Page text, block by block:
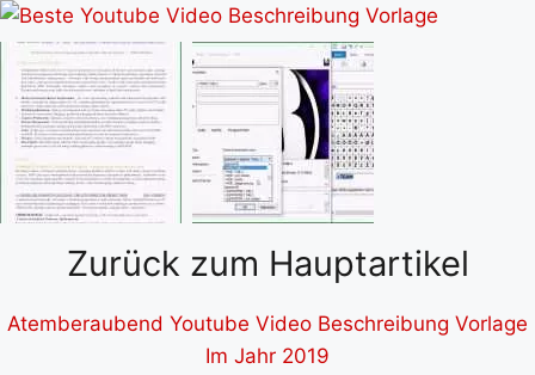
Zurück zum Hauptartikel
Atemberaubend Youtube Video Beschreibung Vorlage
Im Jahr 2019